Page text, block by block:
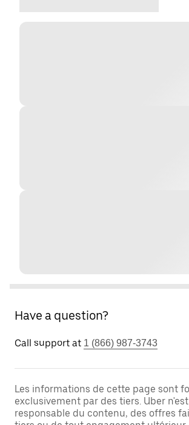
Have a question?
Call support at 1 (866) 987-3743
Les informations de cette page sont
exclusivement par des tiers. Uber
responsable du contenu, des offres